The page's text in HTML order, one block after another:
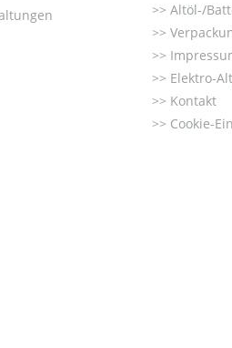
Altöl-/
Elektro-
Kontakt
Cookie-